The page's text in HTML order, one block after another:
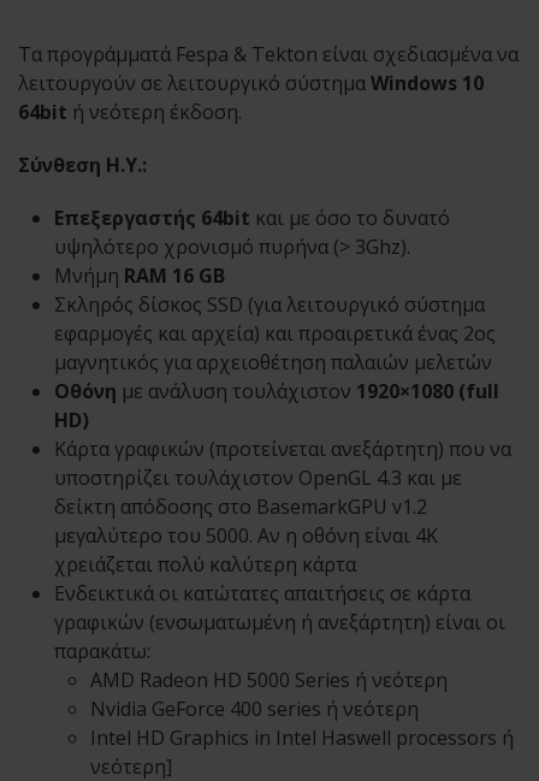
Τα προγράμματά Fespa & Tekton είναι σχεδιασμένα να
λειτουργούν σε λειτουργικό σύστημαWindows 10
64bit ή νεότερη έκδοση.
Σύνθεση Η.Υ.:
Επεξεργαστής 64bit και με όσο το δυνατό
υψηλότερο χρονισμό πυρήνα (> 3Ghz).
Μνήμη RAM 16 GB
Σκληρός δίσκος SSD (για λειτουργικό σύστημα
εφαρμογές και αρχεία) και προαιρετικά ένας 2ος
μαγνητικός για αρχειοθέτηση παλαιών μελετών
Οθόνη με ανάλυση τουλάχιστον 1920×1080 (full
HD)
Κάρτα γραφικών (προτείνεται ανεξάρτητη) που να
υποστηρίζει τουλάχιστον OpenGL 4.3 και με
δείκτη απόδοσης στο BasemarkGPU v1.2
μεγαλύτερο του 5000. Αν η οθόνη είναι 4Κ
χρειάζεται πολύ καλύτερη κάρτα
Ενδεικτικά οι κατώτατες απαιτήσεις σε κάρτα
γραφικών (ενσωματωμένη ή ανεξάρτητη) είναι οι
παρακάτω:
AMD Radeon HD 5000 Series ή νεότερη
Nvidia GeForce 400 series ή νεότερη
Intel HD Graphics in Intel Haswell processors ή
νεότερη]